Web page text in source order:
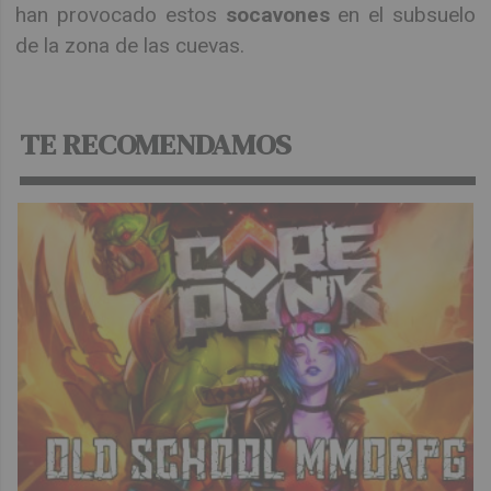
han provocado estos socavonesen el subsuelo
de la zona de las cuevas.
TE RECOMENDAMOS